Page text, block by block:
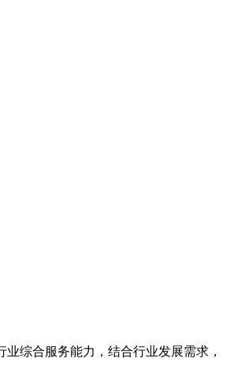
综合服务能力，结合行业发展需求，